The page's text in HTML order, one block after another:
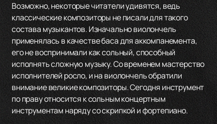
Возможно, некоторые читатели удивятся, ведь
классические композиторы не писали для такого
состава музыкантов. Изначально виолончель
применялась в качестве баса для аккомпанемента,
его не воспринимали как сольный, способный
исполнять сложную музыку. Со временем мастерство
исполнителей росло, и на виолончель обратили
внимание великие композиторы. Сегодня инструмент
по праву относится к сольным концертным
инструментам наряду со скрипкой и фортепиано.